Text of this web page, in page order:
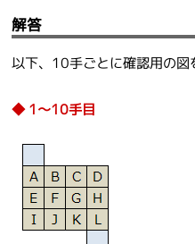
解答
以下、10手ごとに確認用の図
1～10手目